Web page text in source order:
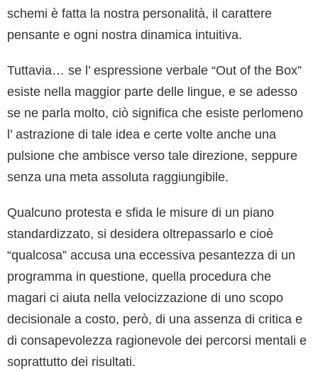
schemi è fatta la nostra personalità, il carattere
pensante e ogni nostra dinamica intuitiva.
Tuttavia… se l’ espressione verbale “Out of the Box”
esiste nella maggior parte delle lingue, e se adesso
se ne parla molto, ciò significa che esiste perlomeno
l’ astrazione di tale idea e certe volte anche una
pulsione che ambisce verso tale direzione, seppure
senza una meta assoluta raggiungibile.
Qualcuno protesta e sfida le misure di un piano
standardizzato, si desidera oltrepassarlo e cioè
“qualcosa” accusa una eccessiva pesantezza di un
programma in questione, quella procedura che
magari ci aiuta nella velocizzazione di uno scopo
decisionale a costo, però, di una assenza di critica e
di consapevolezza ragionevole dei percorsi mentali e
soprattutto dei risultati.